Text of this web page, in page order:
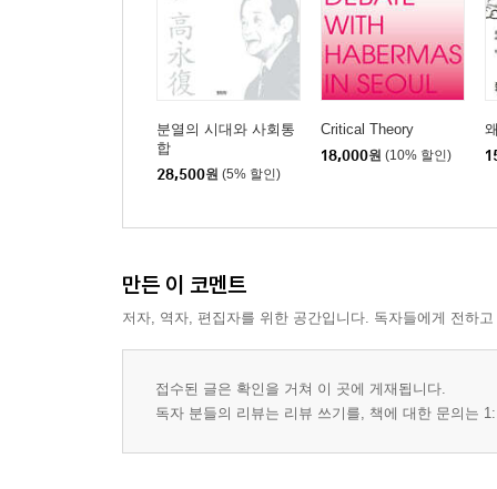
학생의 본분은 공부뿐인가: 당연한 것을 의심하는
학교 수업은 과연 아무 의미가 없는 것인가: 내가
우물 밖에서 본 하늘: 너무 다른 모습으로 다가온
황당했던 2박3일의 경험: 광화문에서 관악경찰서
어느 날의 불심검문: 현실을 직시한 새로운 학문의
껍질을 깨뜨리는 삶: 내가 중용을 선택한 이유_ 송
실천을 강요하는 현실: 시골 부모님 생각_ 전영재
분열의 시대와 사회통
합
28,500원 (5% 할인)
Critical Theory
18,000원 (10% 할인)
만든 이 코멘트
저자, 역자, 편집자를 위한 공간입니다. 독자들에게 전하
접수된 글은 확인을 거쳐 이 곳에 게재됩니다.
독자 분들의 리뷰는 리뷰 쓰기를, 책에 대한 문의는